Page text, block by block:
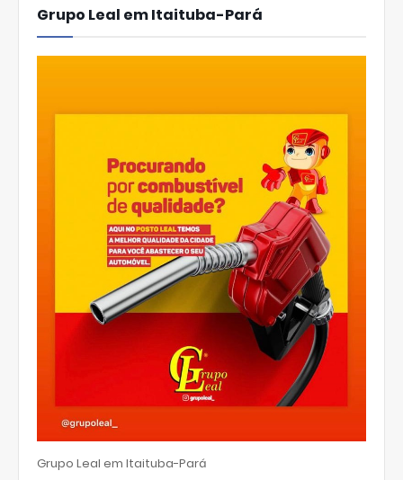
Grupo Leal em Itaituba-Pará
Grupo Leal em Itaituba-Pará